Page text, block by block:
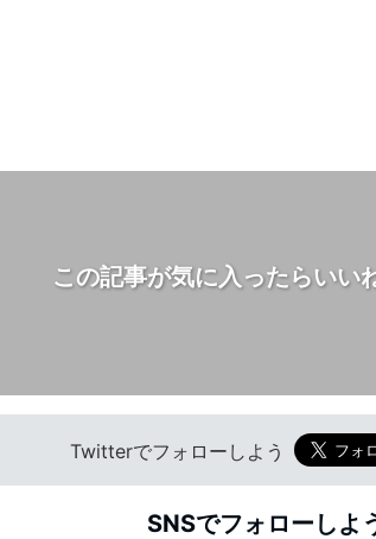
この記事が気に入ったらいい
Twitterでフォローしよう
SNSでフォローしよ